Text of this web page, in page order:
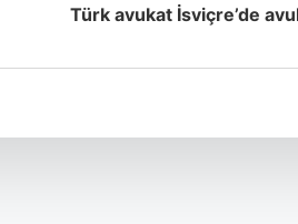
Türk avukat İsviçre’de